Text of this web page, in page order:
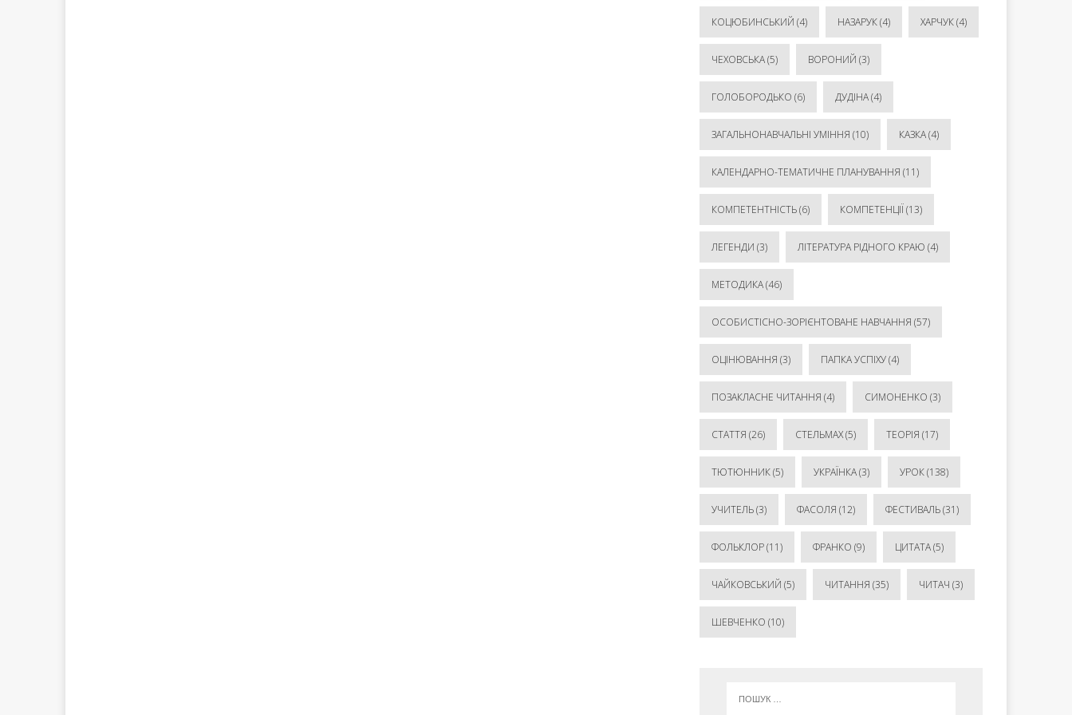
КОЦЮБИНСЬКИЙ (4) НАЗАРУК(4) ХАРЧУК(4)
ЧЕХОВСЬКА(5) ВОРОНИЙ (3)
ГОЛОБОРОДЬКО (6) ДУДІНА(4)
ЗАГАЛЬНОНАВЧАЛЬНІ УМІННЯ (10) КАЗКА(4)
КАЛЕНДАРНО-ТЕМАТИЧНЕ ПЛАНУВАННЯ (11)
КОМПЕТЕНТНІСТЬ(6) КОМПЕТЕНЦІЇ (13)
ЛЕГЕНДИ (3) ЛІТЕРАТУРА РІДНОГО КРАЮ (4)
МЕТОДИКА(46)
ОСОБИСТІСНО-ЗОРІЄНТОВАНЕ НАВЧАННЯ (57)
ОЦІНЮВАННЯ (3) ПАПКА УСПІХУ(4)
ПОЗАКЛАСНЕ ЧИТАННЯ (4) СИМОНЕНКО (3)
СТАТТЯ (26) СТЕЛЬМАХ(5) ТЕОРІЯ (17)
ТЮТЮННИК(5) УКРАЇНКА(3) УРОК(138)
УЧИТЕЛЬ(3) ФАСОЛЯ (12) ФЕСТИВАЛЬ(31)
ФОЛЬКЛОР(11) ФРАНКО (9) ЦИТАТА(5)
ЧАЙКОВСЬКИЙ (5) ЧИТАННЯ (35) ЧИТАЧ (3)
ШЕВЧЕНКО (10)